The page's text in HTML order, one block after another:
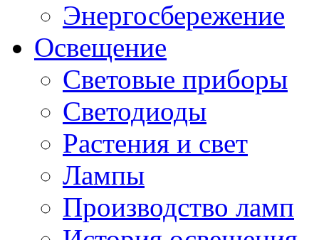
Энергосбережение
Освещение
Световые приборы
Светодиоды
Растения и свет
Лампы
Производство ламп